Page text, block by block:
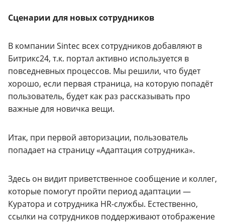
Сценарии для новых сотрудников
В компании Sintec всех сотрудников добавляют в
Битрикс24, т.к. портал активно используется в
повседневных процессов. Мы решили, что будет
хорошо, если первая страница, на которую попадёт
пользователь, будет как раз рассказывать про
важные для новичка вещи.
Итак, при первой авторизации, пользователь
попадает на страницу «Адаптация сотрудника».
Здесь он видит приветственное сообщение и коллег,
которые помогут пройти период адаптации —
Куратора и сотрудника HR-службы. Естественно,
ссылки на сотрудников поддерживают отображение